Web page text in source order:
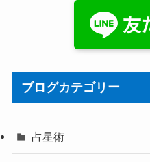
ブログカテゴリー
占星術